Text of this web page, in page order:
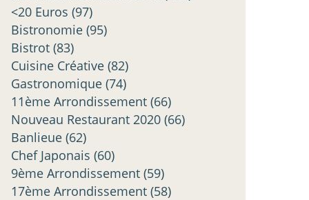
<20 Euros (97)
Bistronomie (95)
Bistrot (83)
Cuisine Créative (82)
Gastronomique (74)
11ème Arrondissement (66)
Nouveau Restaurant 2020 (66)
Banlieue (62)
Chef Japonais (60)
9ème Arrondissement (59)
17ème Arrondissement (58)